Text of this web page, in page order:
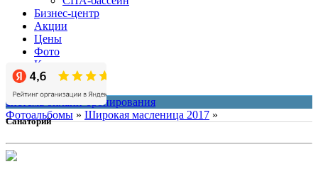
Бизнес-центр
Акции
Цены
Фото
Контакты
О нас
система онлайн-бронирования
Фотоальбомы » Широкая масленица 2017 »
Санаторий